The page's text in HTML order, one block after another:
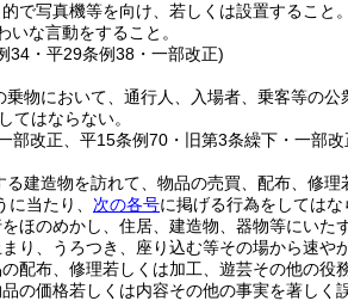
で写真機等を向け、若しくは設置すること。
いな言動をすること。
34・平29条例38・一部改正)
物において、通行人、入場者、乗客等の
てはならない。
部改正、平15条例70・旧第3条繰下・一部改
建造物を訪れて、物品の売買、配布、修
に当たり、 次の各号に掲げる行為をしてはな
ほのめかし、住居、建造物、器物等にいた
り、うろつき、座り込む等その場から速や
配布、修理若しくは加工、遊芸その他の役
の価格若しくは内容その他の事実を著しく